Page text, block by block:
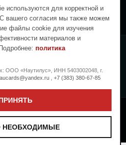
Дизайн: Nautilus
для корректной и
вашего согласия мы также можем
файлы cookie для изучения
материалов и
политика
ООО «Наутилус», ИНН 5403002048, г.
+7 (383) 380-67-85
НЕОБХОДИМЫЕ